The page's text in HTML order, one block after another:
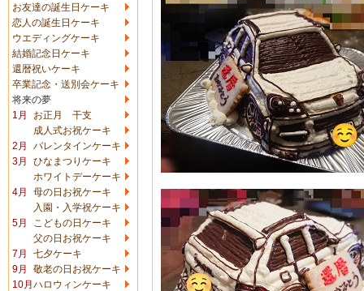
お友達の誕生日ケーキ
恋人の誕生日ケーキ
ウエディングケーキ
結婚記念日ケーキ
還暦祝いケーキ
卒業記念・送別会ケーキ
将来の夢
1月
お正月 干支
成人式お祝ケーキ
2月
バレンタインケーキ
3月
ひなまつりケーキ
ホワイトデーケーキ
4月
母の日お祝ケーキ
入園・入学祝ケーキ
5月
こどもの日ケーキ
父の日お祝ケーキ
7月
七夕ケーキ
9月
敬老の日お祝ケーキ
10月 ハロウィンケーキ